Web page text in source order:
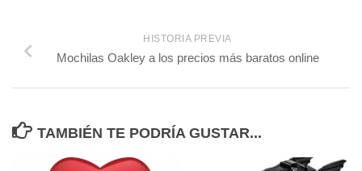
HISTORIA PREVIA
Mochilas Oakley a los precios más baratos online
TAMBIÉN TE PODRÍA GUSTAR...